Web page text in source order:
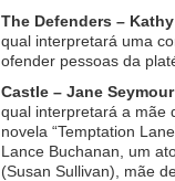
The Defenders –
qual interpretará uma
ofender pessoas da
Castle – Jane Seymour
qual interpretará a mãe
novela “Temptation
Lance Buchanan, um
(Susan Sullivan), mãe